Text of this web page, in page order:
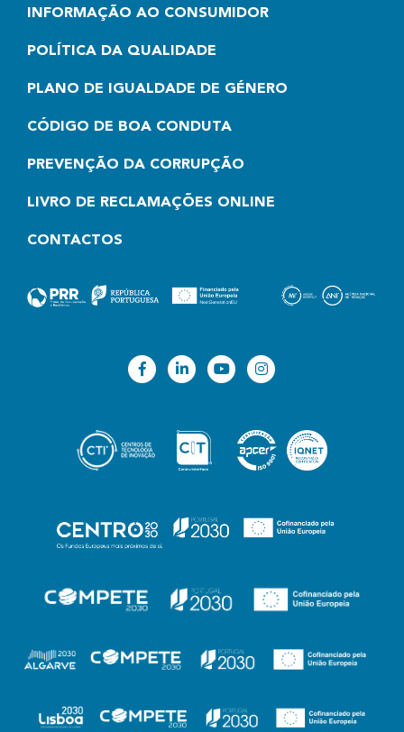
INFORMAÇÃO AO CONSUMIDOR
POLÍTICA DA QUALIDADE
PLANO DE IGUALDADE DE GÉNERO
CÓDIGO DE BOA CONDUTA
PREVENÇÃO DA CORRUPÇÃO
LIVRO DE RECLAMAÇÕES ONLINE
CONTACTOS